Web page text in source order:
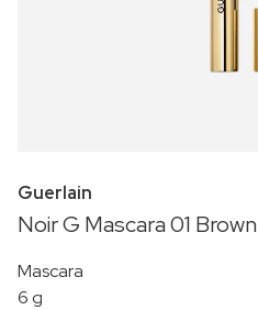
Guerlain
Noir G Mascara 01 Brown
Mascara
6 g